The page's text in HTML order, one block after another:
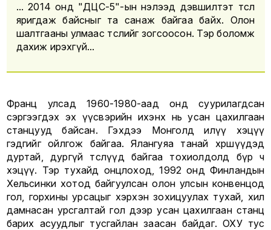
... 2014 онд "ДЦС-5"-ын нэлээд дэвшилтэт төсөл
яригдаж байсныг та санаж байгаа байх. Олон
шалтгааны улмаас төслийг зогсоосон. Тэр боломж
дахиж ирэхгүй...
Франц улсад 1960-1980-аад онд суурилагдсан
сэргээгдэх эх үүсвэрийн ихэнх нь усан цахилгаан
станцууд байсан. Гэхдээ Монголд илүү хэцүү
гэдгийг ойлгож байгаа. Ялангуяа танай хөршүүдэд
дуртай, дургүй төслүүд байгаа тохиолдолд бүр ч
хэцүү. Тэр тухайд онцлоход, 1992 онд Финландын
Хельсинки хотод байгуулсан олон улсын конвенцод
гол, горхины урсацыг хэрхэн зохицуулах тухай, хил
дамнасан урсгалтай гол дээр усан цахилгаан станц
барих асуудлыг тусгайлан заасан байдаг. ОХУ тус